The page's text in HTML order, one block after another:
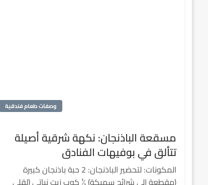
وصفات طعام فندقية
مسقعة الباذنجان: نكهة شرقية أصيلة
تتألق في بوفيهات الفنادق
المكونات: لتحضير الباذنجان: 2 حبة باذنجان كبيرة